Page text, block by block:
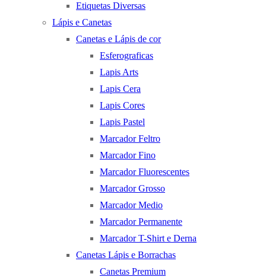
Etiquetas Diversas
Lápis e Canetas
Canetas e Lápis de cor
Esferograficas
Lapis Arts
Lapis Cera
Lapis Cores
Lapis Pastel
Marcador Feltro
Marcador Fino
Marcador Fluorescentes
Marcador Grosso
Marcador Medio
Marcador Permanente
Marcador T-Shirt e Derna
Canetas Lápis e Borrachas
Canetas Premium